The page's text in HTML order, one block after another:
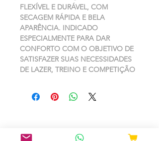
FLEXÍVEL E DURÁVEL, COM
SECAGEM RÁPIDA E BELA
APARÊNCIA. INDICADO
ESPECIALMENTE PARA DAR
CONFORTO COM O OBJETIVO DE
SATISFAZER SUAS NECESSIDADES
DE LAZER, TREINO E COMPETIÇÃO